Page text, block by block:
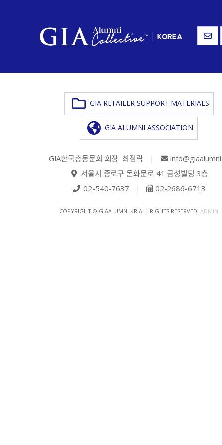
GIA RETAILER SUPPORT MATERIALS
GIA ALUMNI ASSOCIATION
GIA한국총동문회 회장 최점락
서울시 종로구 돈화문로 41 금성빌딩 3층
02-540-7637
02-2686-6713
COPYRIGHT © GIAALUMNI.KR ALL RIGHTS RESERVED. ADMIN